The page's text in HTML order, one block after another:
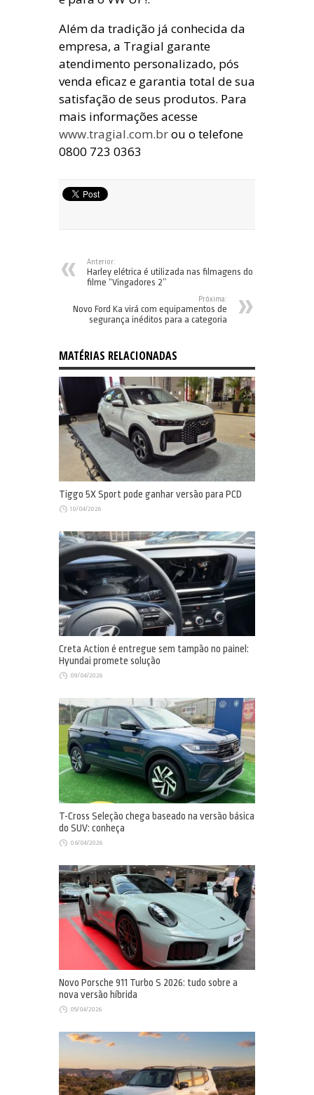
Além da tradição já conhecida da
empresa, a Tragial garante
atendimento personalizado, pós
venda eficaz e garantia total de sua
satisfação de seus produtos. Para
mais informações acesse
www.tragial.com.brou o telefone
0800 723 0363
Anterior:
Harley elétrica é utilizada nas filmagens do
filme “Vingadores 2″
Próxima:
Novo Ford Ka virá com equipamentos de
segurança inéditos para a categoria
MATÉRIAS RELACIONADAS
Tiggo 5X Sport pode ganhar versão para PCD
10/04/2026
Creta Action é entregue sem tampão no painel:
Hyundai promete solução
09/04/2026
T-Cross Seleção chega baseado na versão básica
do SUV: conheça
06/04/2026
Novo Porsche 911 Turbo S 2026: tudo sobre a
nova versão híbrida
05/04/2026